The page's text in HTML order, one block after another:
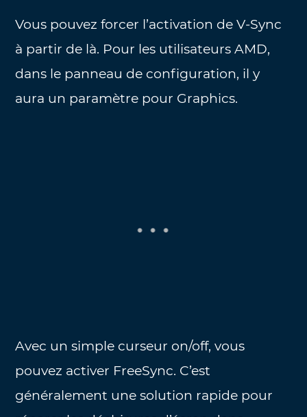
Vous pouvez forcer l’activation de V-Sync
à partir de là. Pour les utilisateurs AMD,
dans le panneau de configuration, il y
aura un paramètre pour Graphics.
Avec un simple curseur on/off, vous
pouvez activer FreeSync. C’est
généralement une solution rapide pour